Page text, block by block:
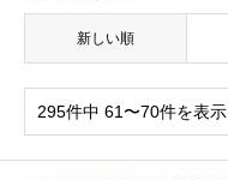
新しい順
295件中 61〜70件を表示